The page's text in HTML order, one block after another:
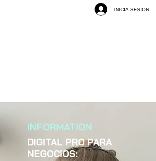
INICIA SESIÓN
INFORMATION
DIGITAL PRO PARA
NEGOCIOS: